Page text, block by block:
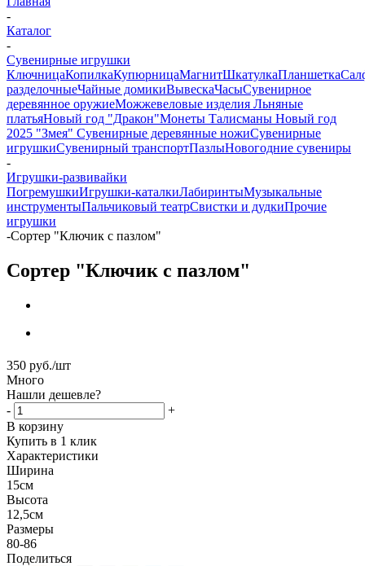
-
Каталог
-
Сувенирные игрушки
КлючницаКопилкаКупюрницаМагнитШкатулкаПланшетка
разделочныеЧайные домикиВывескаЧасыСувенирное
деревянное оружиеМожжевеловые изделия Льняные
платьяНовый год "Дракон"Монеты Талисманы Новый год
2025 "Змея" Сувенирные деревянные ножиСувенирные
игрушкиСувенирный транспортПазлыНовогодние сувениры
-
Игрушки-развивайки
ПогремушкиИгрушки-каталкиЛабиринтыМузыкальные
инструментыПальчиковый театрСвистки и дудкиПрочие
игрушки
-Сортер "Ключик с пазлом"
Сортер "Ключик с пазлом"
350 руб./шт
Много
Нашли дешевле?
-
+
В корзину
Купить в 1 клик
Характеристики
Ширина
15см
Высота
12,5см
Размеры
80-86
Поделиться